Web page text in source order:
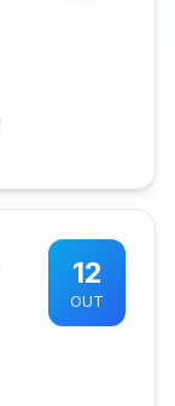
12
OUT